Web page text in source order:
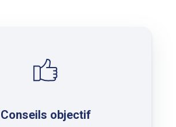
Conseils objectif